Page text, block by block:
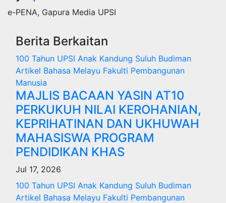
e-PENA, Gapura Media UPSI
Berita Berkaitan
100 Tahun UPSI Anak Kandung Suluh Budiman
Artikel Bahasa Melayu Fakulti Pembangunan
Manusia
MAJLIS BACAAN YASIN AT10
PERKUKUH NILAI KEROHANIAN,
KEPRIHATINAN DAN UKHUWAH
MAHASISWA PROGRAM
PENDIDIKAN KHAS
Jul 17, 2026
100 Tahun UPSI Anak Kandung Suluh Budiman
Artikel Bahasa Melayu Fakulti Pembangunan